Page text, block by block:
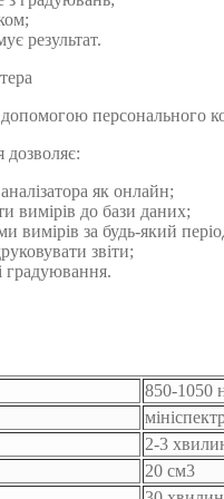
результат.
допомогою персонального
дозволяє:
як онлайн;
вимірів до бази даних;
вимірів за будь-який
звіти;
градуювання.
850-1050
2-3
20 см3